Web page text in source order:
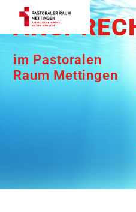
Pfarrkirche St.
im Pastoralen
Raum Mettingen